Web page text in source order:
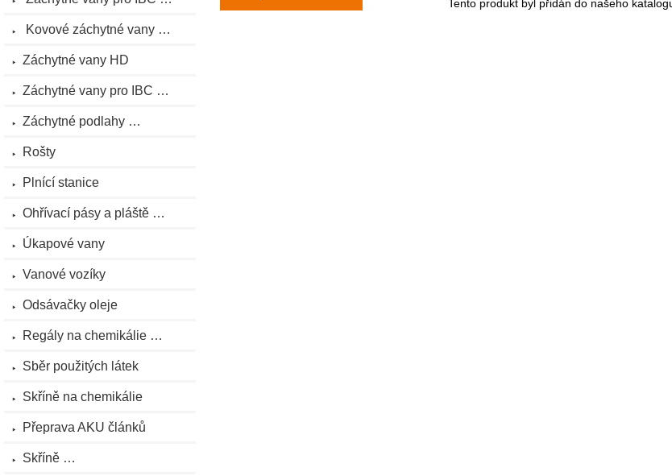
Kovové záchytné vany …
Záchytné vany HD
Záchytné vany pro IBC …
Záchytné podlahy …
Rošty
Plnící stanice
Ohřívací pásy a pláště …
Úkapové vany
Vanové vozíky
Odsávačky oleje
Regály na chemikálie …
Sběr použitých látek
Skříně na chemikálie
Přeprava AKU článků
Skříně …
Tento produkt byl přidán do našeho